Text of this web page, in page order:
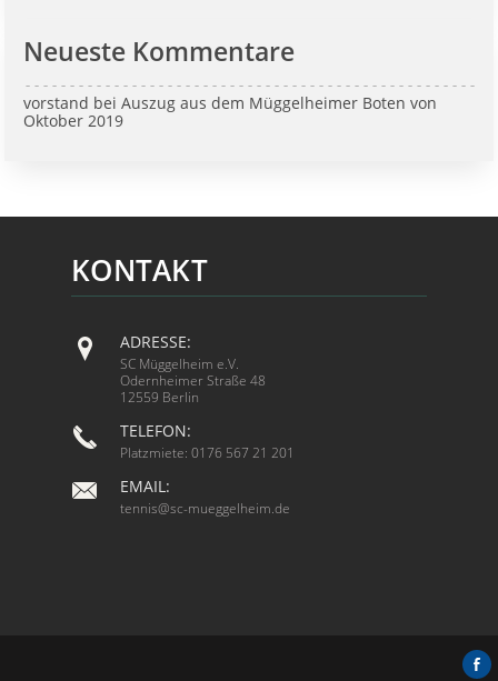
Neueste Kommentare
vorstand beiAuszug aus dem Müggelheimer Boten von
Oktober 2019
KONTAKT
ADRESSE:
SC Müggelheim e.V.
Odernheimer Straße 48
12559 Berlin
TELEFON:
Platzmiete: 0176 567 21 201
EMAIL:
tennis@sc-mueggelheim.de